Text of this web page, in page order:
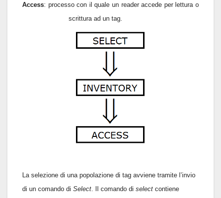
Access: processo con il quale un reader accede per lettura o
scrittura ad un tag.
La selezione di una popolazione di tag avviene tramite l’invio
di un comando di Select . Il comando di select contiene